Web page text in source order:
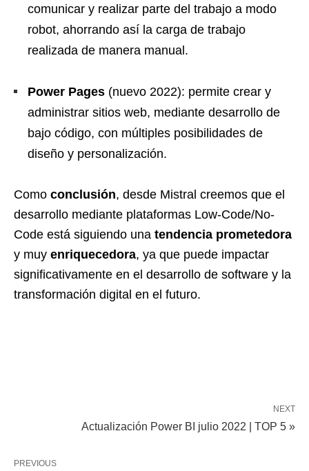
comunicar y realizar parte del trabajo a modo
robot, ahorrando así la carga de trabajo
realizada de manera manual.
Power Pages (nuevo 2022): permite crear y
administrar sitios web, mediante desarrollo de
bajo código, con múltiples posibilidades de
diseño y personalización.
Como conclusión, desde Mistral creemos que el
desarrollo mediante plataformas Low-Code/No-
Code está siguiendo una tendencia prometedora
y muy enriquecedora, ya que puede impactar
significativamente en el desarrollo de software y la
transformación digital en el futuro.
NEXT
Actualización Power BI julio 2022 | TOP 5 »
PREVIOUS